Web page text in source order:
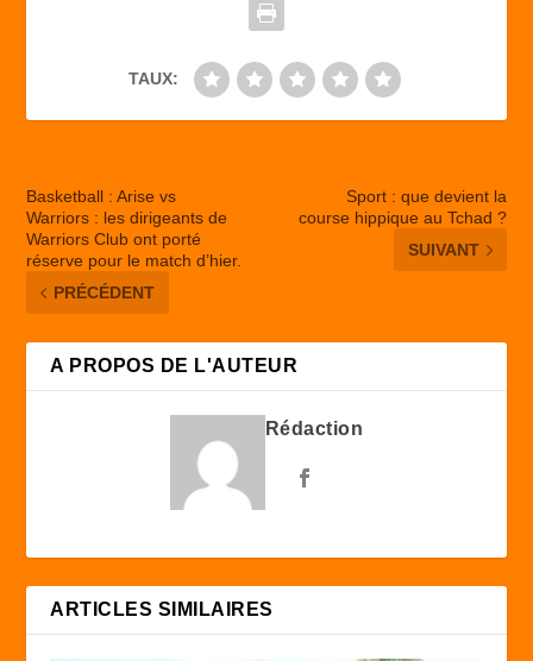
TAUX:
Basketball : Arise vs
Warriors : les dirigeants de
Warriors Club ont porté
réserve pour le match d’hier.
PRÉCÉDENT
Sport : que devient la
course hippique au Tchad ?
SUIVANT
A PROPOS DE L'AUTEUR
Rédaction
ARTICLES SIMILAIRES